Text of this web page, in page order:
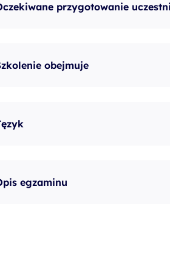
Oczekiwane przygotowanie
Szkolenie obejmuje
Język
Opis egzaminu